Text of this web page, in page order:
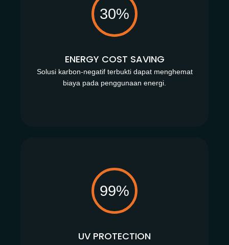
30%
ENERGY COST SAVING
Solusi karbon-negatif terbukti dapat menghemat
biaya pada penggunaan energi.
99%
UV PROTECTION